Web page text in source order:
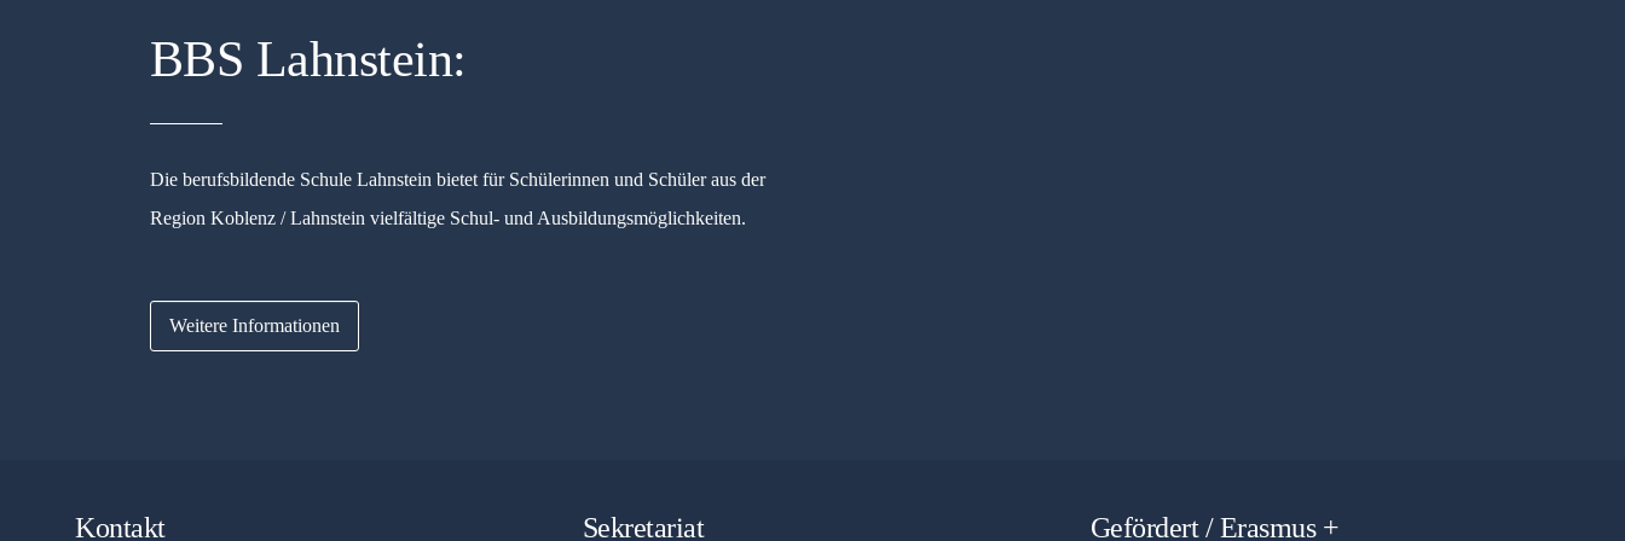
BBS Lahnstein:
Die berufsbildende Schule Lahnstein bietet für Schülerinnen und Schüler aus der
Region Koblenz / Lahnstein vielfältige Schul- und Ausbildungsmöglichkeiten.
Weitere Informationen
Kontakt Sekretariat Gefördert / Erasmus +